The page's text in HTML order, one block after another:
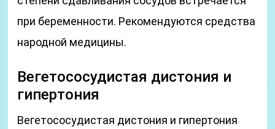
при беременности. Рекомендуются средства
народной медицины.
Вегетососудистая дистония и
гипертония
Вегетососудистая дистония и гипертония